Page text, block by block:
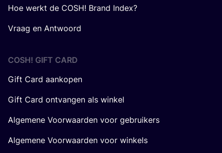
Hoe werkt de COSH! Brand Index?
Vraag en Antwoord
COSH! GIFT CARD
Gift Card aankopen
Gift Card ontvangen als winkel
Algemene Voorwaarden voor gebruikers
Algemene Voorwaarden voor winkels